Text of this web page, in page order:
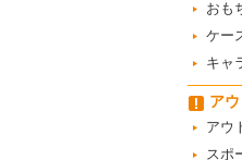
おも
ケー
キャ
ア
アウ
スポ